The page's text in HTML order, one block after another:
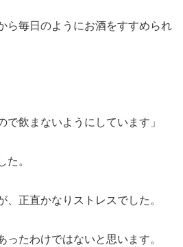
ら毎日のようにお酒をすすめられ
で飲まないようにしています」
た。
、正直かなりストレスでした。
ったわけではないと思います。